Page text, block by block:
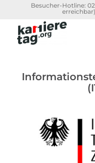
Besucher-Hotline: